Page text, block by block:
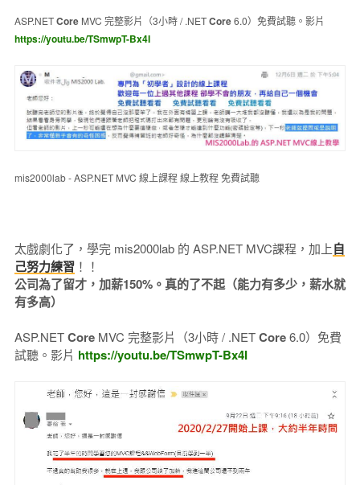
ASP.NETCoreMVC 完整影片（3小時 / .NETCore6.0）免費試聽。影片
https://youtu.be/TSmwpT-Bx4I
mis2000lab - ASP.NET MVC 線上課程 線上教程 免費試聽
太戲劇化了，學完 mis2000lab 的 ASP.NET MVC課程，加上自
己努力練習！！
公司為了留才，加薪150%。真的了不起（能力有多少，薪水就
有多高）
ASP.NETCoreMVC 完整影片（3小時 / .NETCore6.0）免費
試聽。影片 https://youtu.be/TSmwpT-Bx4I